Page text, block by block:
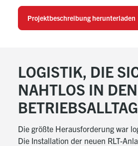
Projektbeschreibung herunterladen
LOGISTIK, DIE
NAHTLOS IN DEN
Die größte Herausforderung war
Die Installation der neuen RLT-